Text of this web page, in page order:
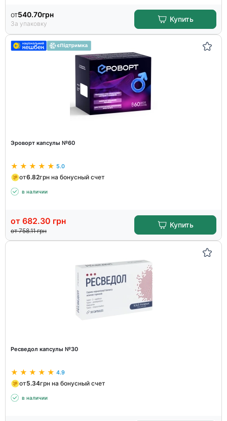
от540.70грн
За упаковку
Купить
Эроворт капсулы №60
5.0
от6.82грн на бонусный счет
в наличии
от 682.30 грн
от 758.11грн
Купить
Ресведол капсулы №30
4.9
от5.34грн на бонусный счет
в наличии